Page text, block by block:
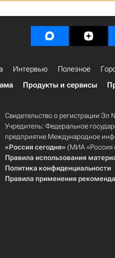
Интервью Полезное
Продукты и сервисы
Свидетельство о регистрации
Учредитель: Федеральное
предприятие Международное
«Россия сегодня» (МИА «Россия
Правила использования
Политика конфиденциальности
Правила применения